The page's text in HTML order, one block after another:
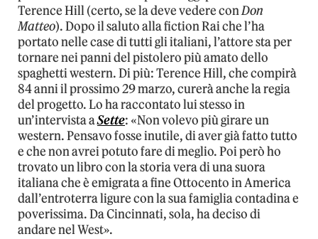
Terence Hill (certo, se la deve vedere conDon
Matteo). Dopo il saluto alla fiction Rai che l’ha
portato nelle case di tutti gli italiani, l’attore sta per
tornare nei panni del pistolero più amato dello
spaghetti western. Di più: Terence Hill, che compirà
84 anni il prossimo 29 marzo, curerà anche la regia
del progetto. Lo ha raccontato lui stesso in
un’intervista aSette: «Non volevo più girare un
western. Pensavo fosse inutile, di aver già fatto tutto
e che non avrei potuto fare di meglio. Poi però ho
trovato un libro con la storia vera di una suora
italiana che è emigrata a fine Ottocento in America
dall’entroterra ligure con la sua famiglia contadina e
poverissima. Da Cincinnati, sola, ha deciso di
andare nel West».